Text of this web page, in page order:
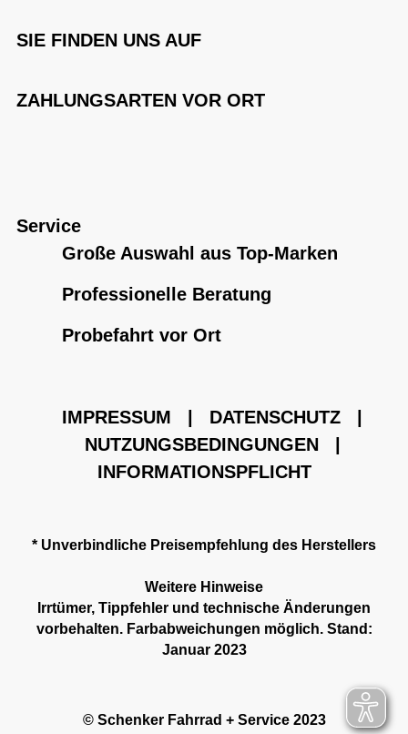
SIE FINDEN UNS AUF
ZAHLUNGSARTEN VOR ORT
Service
Große Auswahl aus Top-Marken
Professionelle Beratung
Probefahrt vor Ort
IMPRESSUM DATENSCHUTZ
NUTZUNGSBEDINGUNGEN
INFORMATIONSPFLICHT
* Unverbindliche Preisempfehlung des Herstellers
Weitere Hinweise
Irrtümer, Tippfehler und technische Änderungen
vorbehalten. Farbabweichungen möglich. Stand:
Januar 2023
© Schenker Fahrrad + Service 2023